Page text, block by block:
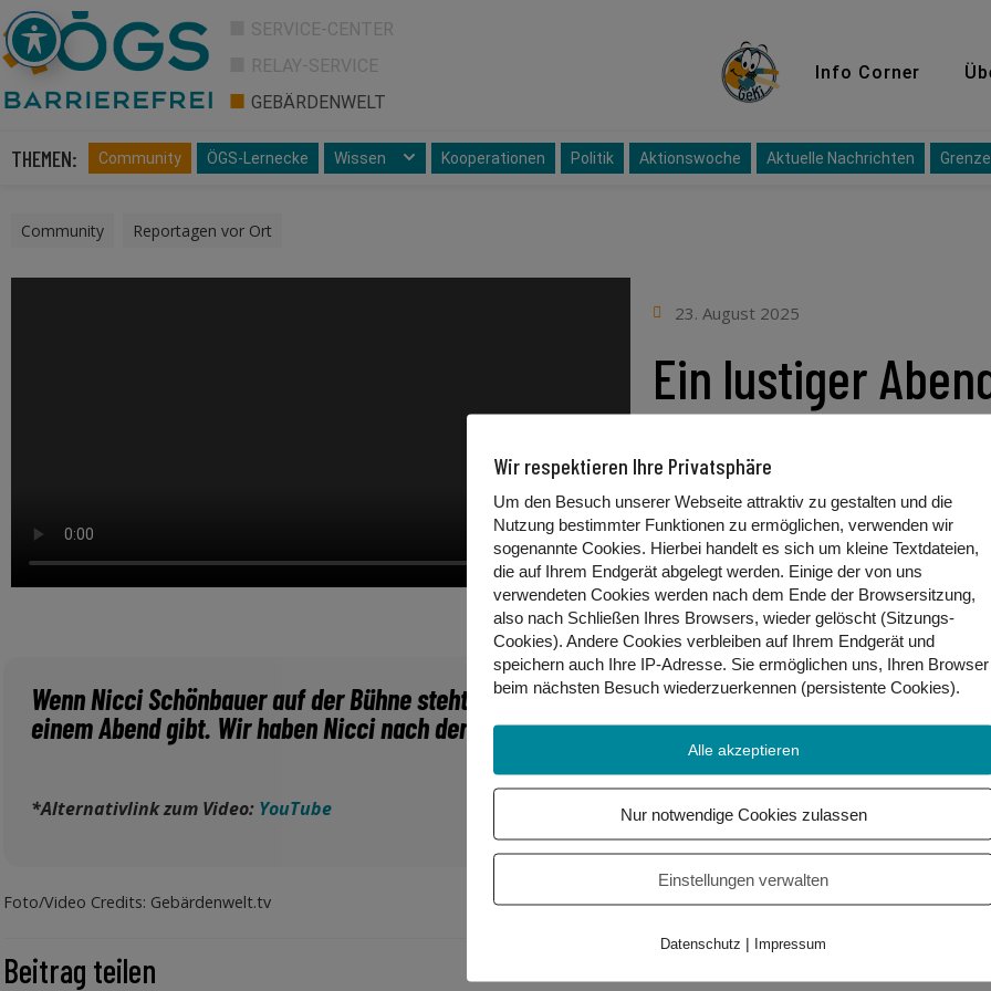
SERVICE-CENTER
RELAY-SERVICE
GEBÄRDENWELT
GeKi Info Corner
THEMEN: Community ÖGS-Lernecke Wissen Kooperationen Politik Aktionswoche Aktuelle Nachrichten
Community Reportagen vor Ort
23. August 2025
Ein lustiger
Wenn Nicci Schönbauer auf der Bühne steht, kann es nur lustig werden! Umso mehr, wenn es
einem Abend gibt. Wir haben Nicci nach der Show von Gebärdenverse zum Interview getroffen.
*Alternativlink zum Video: YouTube
Foto/Video Credits: Gebärdenwelt.tv
Beitrag teilen
Wir respektieren Ihre Privatsphäre
Um den Besuch unserer Webseite attraktiv zu gestalten und die
Nutzung bestimmter Funktionen zu ermöglichen, verwenden wir
sogenannte Cookies. Hierbei handelt es sich um kleine Textdateien,
die auf Ihrem Endgerät abgelegt werden. Einige der von uns
verwendeten Cookies werden nach dem Ende der Browsersitzung,
also nach Schließen Ihres Browsers, wieder gelöscht (Sitzungs-
Cookies). Andere Cookies verbleiben auf Ihrem Endgerät und
speichern auch Ihre IP-Adresse. Sie ermöglichen uns, Ihren Browser
beim nächsten Besuch wiederzuerkennen (persistente Cookies).
Alle akzeptieren
Nur notwendige Cookies zulassen
Einstellungen verwalten
Datenschutz | Impressum